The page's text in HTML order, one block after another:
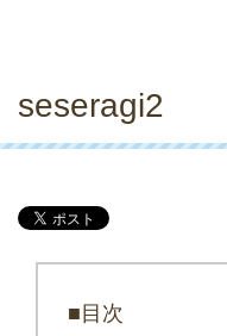
seseragi2
■目次